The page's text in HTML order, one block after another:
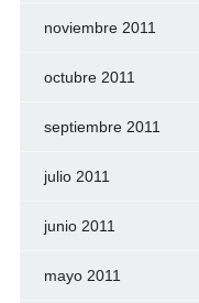
noviembre 2011
octubre 2011
septiembre 2011
julio 2011
junio 2011
mayo 2011